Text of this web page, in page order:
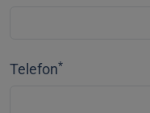
Telefon*